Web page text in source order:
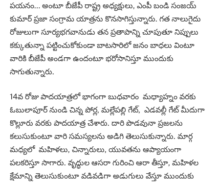
పయనం… అంటూ బీజేపీ రాష్ట్ర అధ్యక్షులు, ఎంపీ బండి సంజయ్
కుమార్ ప్రజా సంగ్రామ యాత్రను కొనసాగిస్తున్నారు. గత నాలుగైదు
రోజులుగా సూర్యభగవానుడు తన ప్రతాపాన్ని చూపుతూ నిప్పులు
కక్కుతున్నా పట్టించుకోకుండా బాటసారిలో జనం బాధలు వింటూ
వారికి బీజేపీ అండగా ఉందంటూ భరోసానిస్తూ ముందుకు
సాగుతున్నారు.
14వ రోజు పాదయాత్రలో భాగంగా బుధవారం మధ్యాహ్నం వరకు
ఓబులాపూర్ నుండి చిన్న పోర్ల, మల్లేపల్లి గేట్, ఎడవల్లీ గేట్ మీదుగా
కొల్లూరు వరకు పాదయాత్ర చేశారు. దారి పొడవునా ప్రజలను
కలుసుకుంటూ వారి సమస్యలను అడిగి తెలుసుకున్నారు. మార్గ
మధ్యలో మహిళలు, చిన్నారులు, యువతను ఆప్యాయంగా
పలకరిస్తూ సాగారు. వృద్ధుల ఆసరా గురించి ఆరా తీస్తూ, మహిళల
క్షేమాన్ని తెలుసుకుంటూ వడివడిగా అడుగులు వేస్తూ ముందుకు